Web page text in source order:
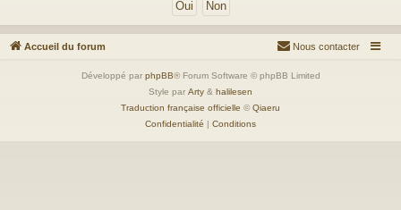
Accueil du forum Nous contacter
Développé par phpBB® Forum Software © phpBB Limited
Style par Arty & halilesen
Traduction française officielle © Qiaeru
Confidentialité | Conditions